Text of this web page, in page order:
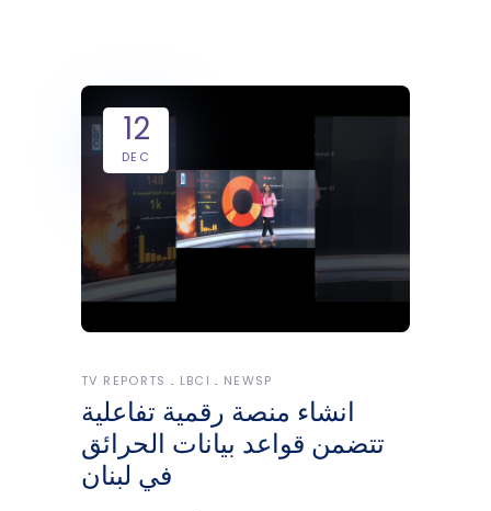
12
DEC
TV REPORTS LBCI NEWSP
انشاء منصة رقمية تفاعلية
تتضمن قواعد بيانات الحرائق
في لبنان